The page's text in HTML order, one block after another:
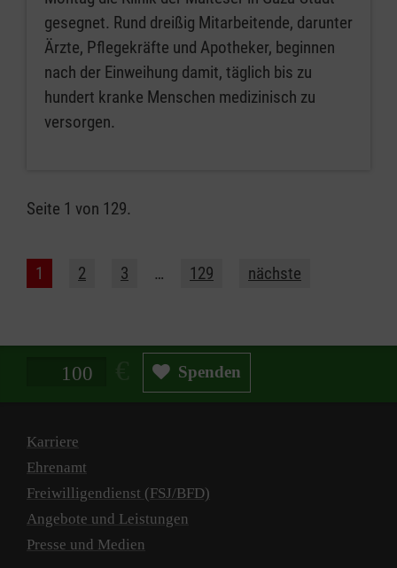
gesegnet. Rund dreißig Mitarbeitende, darunter
Ärzte, Pflegekräfte und Apotheker, beginnen
nach der Einweihung damit, täglich bis zu
hundert kranke Menschen medizinisch zu
versorgen.
Seite 1 von 129.
1 2 3 … 129 nächste
Spendenbetrag in Euro Spenden
Karriere
Ehrenamt
Freiwilligendienst (FSJ/BFD)
Angebote und Leistungen
Presse und Medien